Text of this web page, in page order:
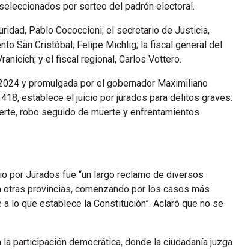
por sorteo del padrón electoral.
Pablo Cococcioni; el secretario de Justicia,
San Cristóbal, Felipe Michlig; la fiscal general del
y el fiscal regional, Carlos Vottero.
y promulgada por el gobernador Maximiliano
establece el juicio por jurados para delitos graves:
robo seguido de muerte y enfrentamientos
por Jurados fue “un largo reclamo de diversos
otras provincias, comenzando por los casos más
lo que establece la Constitución”. Aclaró que no se
participación democrática, donde la ciudadanía juzga